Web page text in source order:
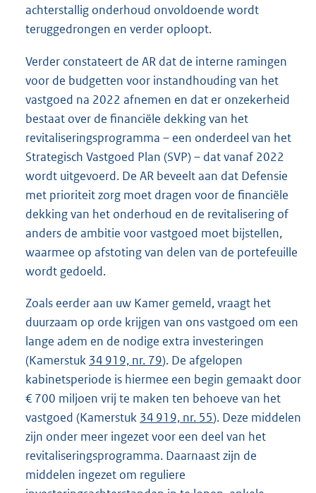
achterstallig onderhoud onvoldoende wordt
teruggedrongen en verder oploopt.
Verder constateert de AR dat de interne ramingen
voor de budgetten voor instandhouding van het
vastgoed na 2022 afnemen en dat er onzekerheid
bestaat over de financiële dekking van het
revitaliseringsprogramma – een onderdeel van het
Strategisch Vastgoed Plan (SVP) – dat vanaf 2022
wordt uitgevoerd. De AR beveelt aan dat Defensie
met prioriteit zorg moet dragen voor de financiële
dekking van het onderhoud en de revitalisering of
anders de ambitie voor vastgoed moet bijstellen,
waarmee op afstoting van delen van de portefeuille
wordt gedoeld.
Zoals eerder aan uw Kamer gemeld, vraagt het
duurzaam op orde krijgen van ons vastgoed om een
lange adem en de nodige extra investeringen
(Kamerstuk 34 919, nr. 79). De afgelopen
kabinetsperiode is hiermee een begin gemaakt door
€ 700 miljoen vrij te maken ten behoeve van het
vastgoed (Kamerstuk 34 919, nr. 55). Deze middelen
zijn onder meer ingezet voor een deel van het
revitaliseringsprogramma. Daarnaast zijn de
middelen ingezet om reguliere